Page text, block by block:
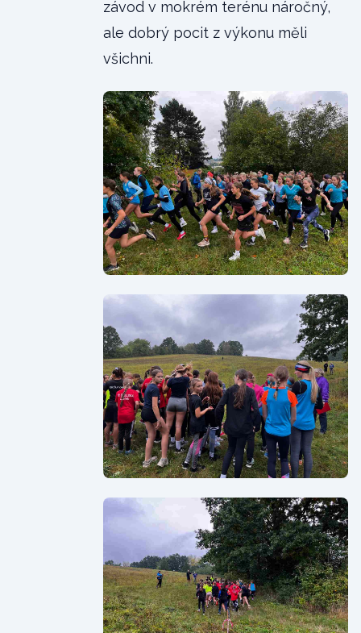
závod v mokrém terénu náročný,
ale dobrý pocit z výkonu měli
všichni.